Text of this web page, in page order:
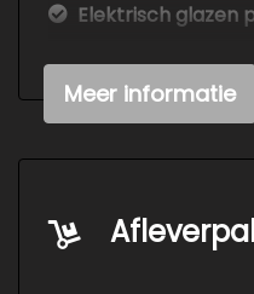
Elektrisch glazen
Getint glas
Lage
Meer informatie